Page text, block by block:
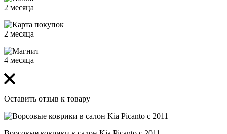
2 месяца
2 месяца
4 месяца
Оставить отзыв к товару